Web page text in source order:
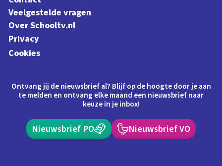
Veelgestelde vragen
Over Schooltv.nl
Privacy
Cookies
Ontvang jij de nieuwsbrief al? Blijf op de hoogte door je aan
te melden en ontvang elke maand een nieuwsbrief naar
keuze in je inbox!
Nieuwsbrief PO Nieuwsbrief VO